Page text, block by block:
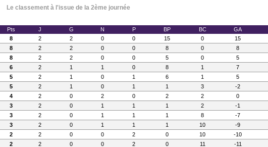
Le classement à l'issue de la 2ème journée
Pts J G N P BP BC GA
8 2 2 0 0 15 0
15
8 2 2 0 0 8 0
8
8 2 2 0 0 5 0
5
6 2 1 1 0 8 1
7
5 2 1 0 1 6 1
5
5 2 1 0 1 1 3
-2
4 2 0 2 0 2 2
0
3 2 0 1 1 1 2
-1
3 2 0 1 1 1 8
-7
3 2 0 1 1 1 10
-9
2 2 0 0 2 0 10
-10
2 2 0 0 2 0 11 -11